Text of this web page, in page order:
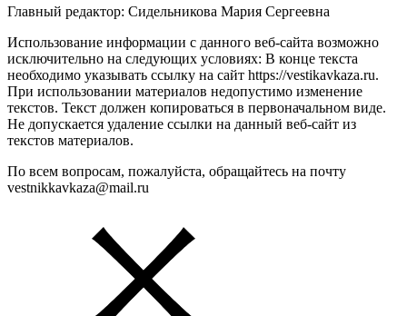
Главный редактор: Сидельникова Мария Сергеевна
Использование информации с данного веб-сайта возможно
исключительно на следующих условиях: В конце текста
необходимо указывать ссылку на сайт https://vestikavkaza.ru.
При использовании материалов недопустимо изменение
текстов. Текст должен копироваться в первоначальном виде.
Не допускается удаление ссылки на данный веб-сайт из
текстов материалов.
По всем вопросам, пожалуйста, обращайтесь на почту
vestnikkavkaza@mail.ru